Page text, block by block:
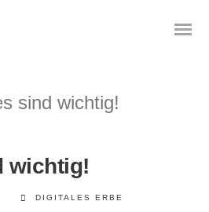
wichtig!
DIGITALES ERBE